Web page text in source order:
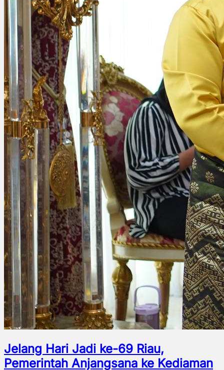
Jelang Hari Jadi ke-69 Riau,
Pemerintah Anjangsana ke Kediaman